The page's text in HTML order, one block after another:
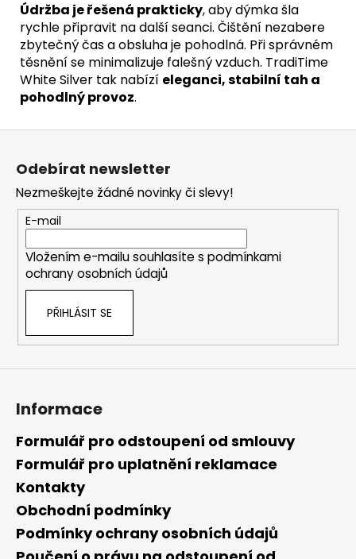
Údržba je řešená prakticky, aby dýmka šla
rychle připravit na další seanci. Čištění nezabere
zbytečný čas a obsluha je pohodlná. Při správném
těsnění se minimalizuje falešný vzduch. TradiTime
White Silver tak nabízí eleganci, stabilní tah a
pohodlný provoz.
Odebírat newsletter
Nezmeškejte žádné novinky či slevy!
E-mail
Vložením e-mailu souhlasíte s podmínkami
ochrany osobních údajů
PŘIHLÁSIT SE
Informace
Formulář pro odstoupení od smlouvy
Formulář pro uplatnění reklamace
Kontakty
Obchodní podmínky
Podmínky ochrany osobních údajů